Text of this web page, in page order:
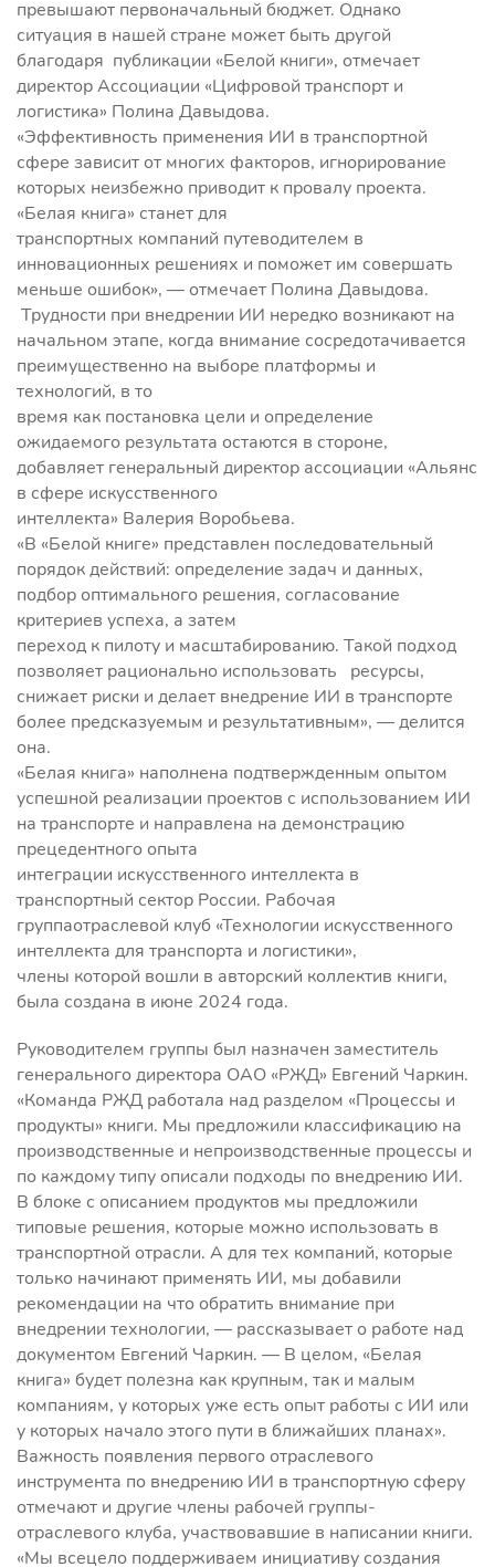
превышают первоначальный бюджет. Однако
ситуация в нашей стране может быть другой
благодаря публикации «Белой книги», отмечает
директор Ассоциации «Цифровой транспорт и
логистика» Полина Давыдова.
«Эффективность применения ИИ в транспортной
сфере зависит от многих факторов, игнорирование
которых неизбежно приводит к провалу проекта.
«Белая книга» станет для
транспортных компаний путеводителем в
инновационных решениях и поможет им совершать
меньше ошибок», — отмечает Полина Давыдова.
Трудности при внедрении ИИ нередко возникают на
начальном этапе, когда внимание сосредотачивается
преимущественно на выборе платформы и
технологий, в то
время как постановка цели и определение
ожидаемого результата остаются в стороне,
добавляет генеральный директор ассоциации «Альянс
в сфере искусственного
интеллекта» Валерия Воробьева.
«В «Белой книге» представлен последовательный
порядок действий: определение задач и данных,
подбор оптимального решения, согласование
критериев успеха, а затем
переход к пилоту и масштабированию. Такой подход
позволяет рационально использовать ресурсы,
снижает риски и делает внедрение ИИ в транспорте
более предсказуемым и результативным», — делится
она.
«Белая книга» наполнена подтвержденным опытом
успешной реализации проектов с использованием ИИ
на транспорте и направлена на демонстрацию
прецедентного опыта
интеграции искусственного интеллекта в
транспортный сектор России. Рабочая
группаотраслевой клуб «Технологии искусственного
интеллекта для транспорта и логистики»,
члены которой вошли в авторский коллектив книги,
была создана в июне 2024 года.
Руководителем группы был назначен заместитель
генерального директора ОАО «РЖД» Евгений Чаркин.
«Команда РЖД работала над разделом «Процессы и
продукты» книги. Мы предложили классификацию на
производственные и непроизводственные процессы и
по каждому типу описали подходы по внедрению ИИ.
В блоке с описанием продуктов мы предложили
типовые решения, которые можно использовать в
транспортной отрасли. А для тех компаний, которые
только начинают применять ИИ, мы добавили
рекомендации на что обратить внимание при
внедрении технологии, — рассказывает о работе над
документом Евгений Чаркин. — В целом, «Белая
книга» будет полезна как крупным, так и малым
компаниям, у которых уже есть опыт работы с ИИ или
у которых начало этого пути в ближайших планах».
Важность появления первого отраслевого
инструмента по внедрению ИИ в транспортную сферу
отмечают и другие члены рабочей группы-
отраслевого клуба, участвовавшие в написании книги.
«Мы всецело поддерживаем инициативу создания